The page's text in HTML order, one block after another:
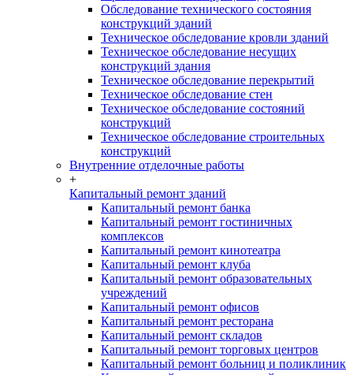
Обследование технического состояния
конструкций зданий
Техническое обследование кровли зданий
Техническое обследование несущих
конструкций здания
Техническое обследование перекрытий
Техническое обследование стен
Техническое обследование состояний
конструкций
Техническое обследование строительных
конструкций
Внутренние отделочные работы
+
Капитальный ремонт зданий
Капитальный ремонт банка
Капитальный ремонт гостиничных
комплексов
Капитальный ремонт кинотеатра
Капитальный ремонт клуба
Капитальный ремонт образовательных
учреждений
Капитальный ремонт офисов
Капитальный ремонт ресторана
Капитальный ремонт складов
Капитальный ремонт торговых центров
Капитальный ремонт больниц и поликлиник